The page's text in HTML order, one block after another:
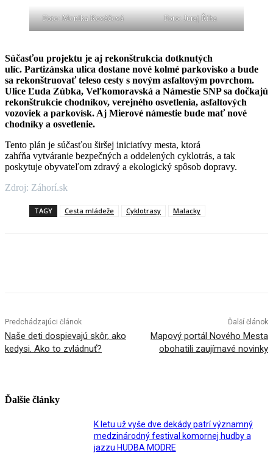
Foto: Monika Kováčová Foto: Juraj Říha
Súčasťou projektu je aj rekonštrukcia dotknutých
ulíc. Partizánska ulica dostane nové kolmé parkovisko a bude
sa rekonštruovať teleso cesty s novým asfaltovým povrchom.
Ulice Ľuda Zúbka, Veľkomoravská a Námestie SNP sa dočkajú
rekonštrukcie chodníkov, verejného osvetlenia, asfaltových
vozoviek a parkovísk. Aj Mierové námestie bude mať nové
chodníky a osvetlenie.
Tento plán je súčasťou širšej iniciatívy mesta, ktorá
zahŕňa vytváranie bezpečných a oddelených cyklotrás, a tak
poskytuje obyvateľom zdravý a ekologický spôsob dopravy.
Zdroj: Záhorí.sk
TAGY Cesta mládeže Cyklotrasy Malacky
Predchádzajúci článok
Naše deti dospievajú skôr, ako
kedysi. Ako to zvládnuť?
Ďalší článok
Mapový portál Nového Mesta
obohatili zaujímavé novinky
Ďalšie články
K letu už vyše dve dekády patrí významný
medzinárodný festival komornej hudby a
jazzu HUDBA MODRE